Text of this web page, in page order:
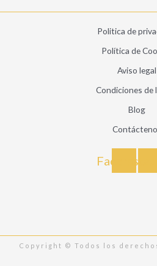
Politica de
Política de
Aviso legal
Condiciones de
Blog
Facebook
Copyright © Todos los